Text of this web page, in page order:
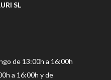
SL
de 13:00h a 16:00h
a 16:00h y de